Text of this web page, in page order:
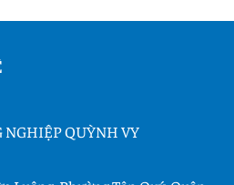
NGHIỆP QUỲNH VY